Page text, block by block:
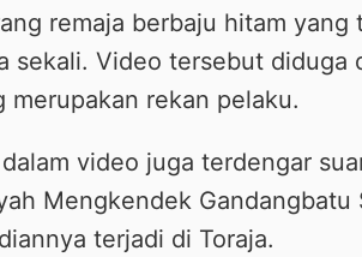
remaja berbaju hitam
sekali. Video tersebut diduga
merupakan rekan pelaku.
video juga terdengar
Mengkendek
terjadi di Toraja.